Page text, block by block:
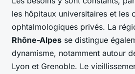
les hôpitaux universitaires et les
ophtalmologiques privés. La
Rhône-Alpes se distingue
dynamisme, notamment autour
Lyon et Grenoble. Le